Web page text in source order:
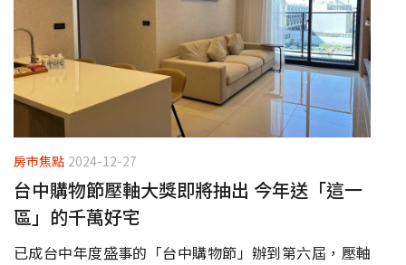
房市焦點 2024-12-27
台中購物節壓軸大獎即將抽出 今年送「這一
區」的千萬好宅
已成台中年度盛事的「台中購物節」辦到第六屆，壓軸